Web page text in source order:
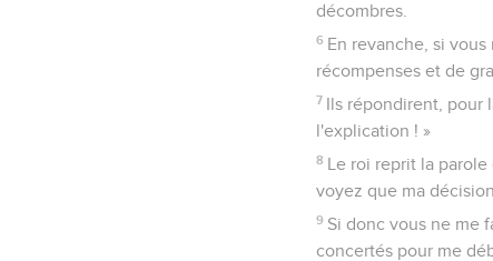
décombres.
6 En revanche, si
récompenses et de
7 Ils répondirent, pour
l'explication ! »
8 Le roi reprit la
voyez que ma
9 Si donc vous ne me
concertés pour me